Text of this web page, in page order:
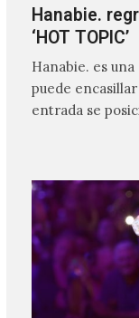
Hanabie.
‘HOT TOPIC’
Hanabie. es
puede
entrada se